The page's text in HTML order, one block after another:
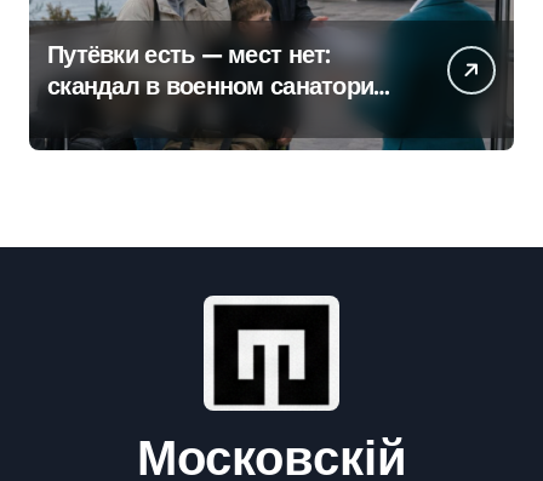
Путёвки есть — мест нет:
скандал в военном санатории
Московскій